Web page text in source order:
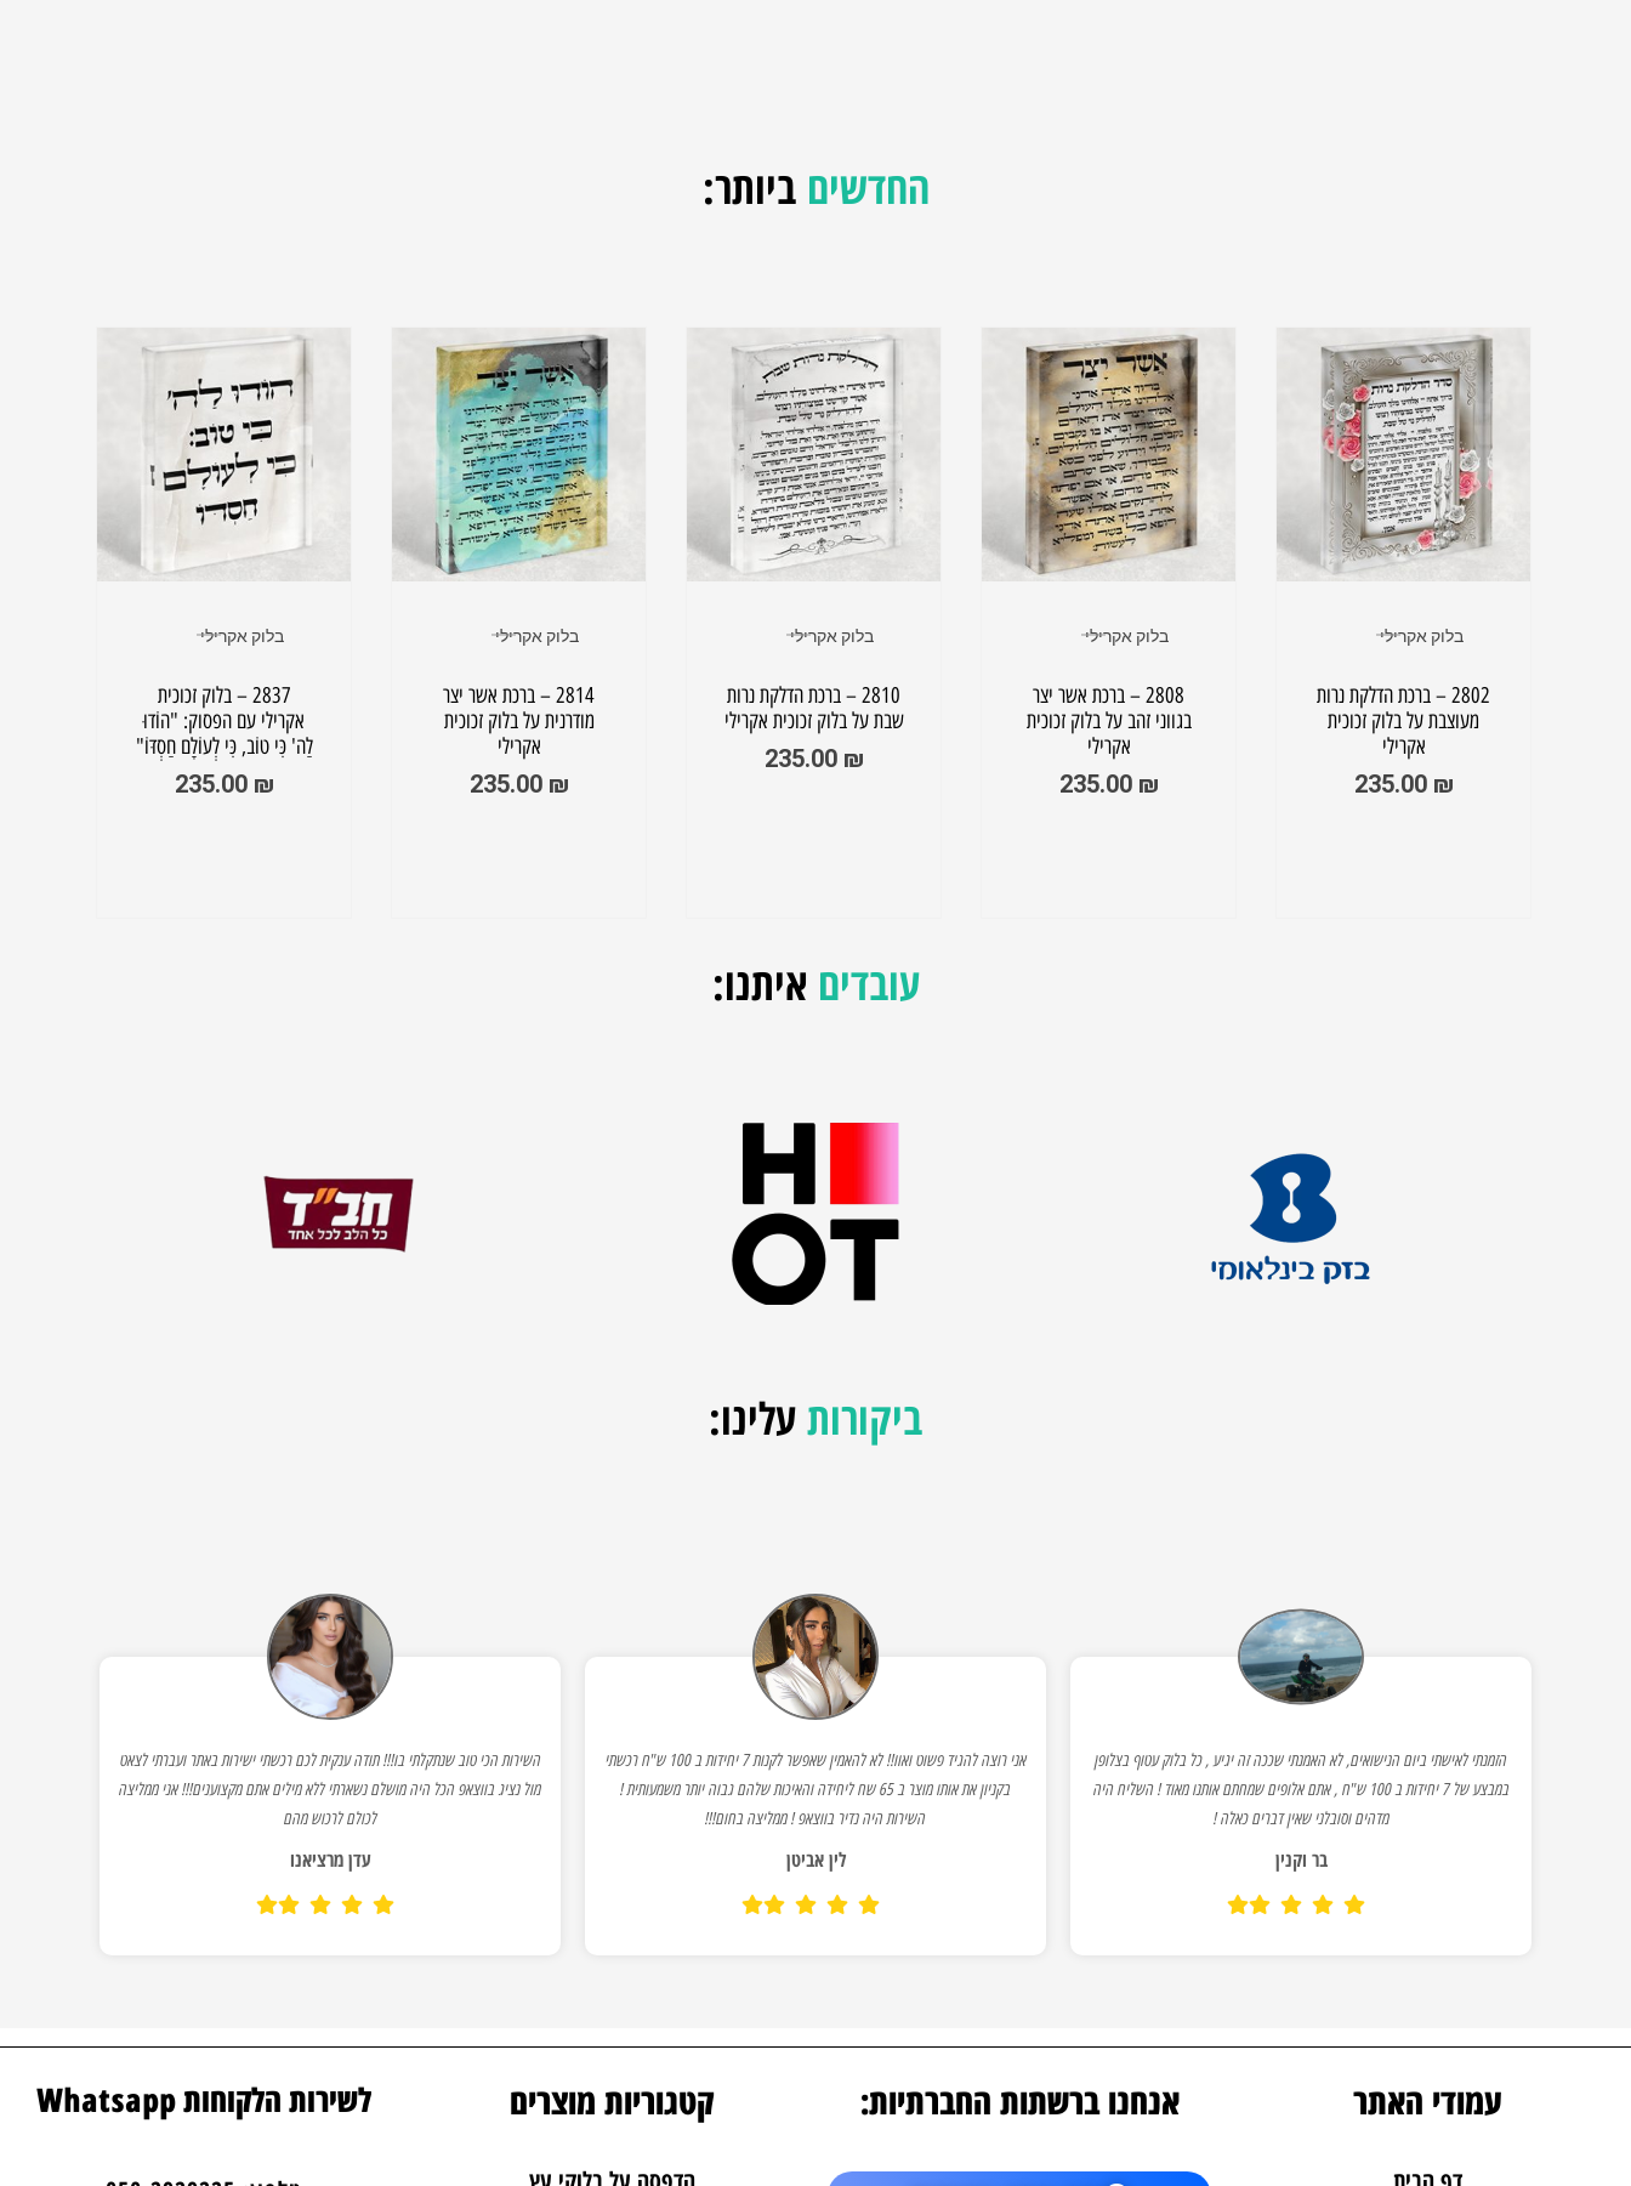
החדשים ביותר:
בלוק אקרילי
2837 – בלוק זכוכית
אקרילי עם הפסוק: "הוֹדוּ
לַה' כִּי טוֹב, כִּי לְעוֹלָם חַסְדּוֹ"
235.00 ₪
בלוק אקרילי
2814 – ברכת אשר יצר
מודרנית על בלוק זכוכית
אקרילי
235.00 ₪
בלוק אקרילי
2810 – ברכת הדלקת נרות
שבת על בלוק זכוכית אקרילי
235.00 ₪
בלוק אקרילי
2808 – ברכת אשר יצר
בגווני זהב על בלוק זכוכית
אקרילי
235.00 ₪
בלוק אקרילי
2802 – ברכת הדלקת נרות
מעוצבת על בלוק זכוכית
אקרילי
235.00 ₪
עובדים איתנו:
ביקורותעלינו:
הזמנתי לאישתי ביום הנישואים, לא האמנתי שככה זה יגיע , כל בלוק עטוף בצלופן
במבצע של 7 יחידות ב 100 ש"ח , אתם אלופים שמחתם אותנו מאוד ! השליח היה
מדהים וסובלני שאין דברים כאלה !
בר וקנין
אני רוצה להגיד פשוט ואוו!! לא להאמין שאפשר לקנות 7 יחידות ב 100 ש"ח רכשתי
בקניון את אותו מוצר ב 65 שח ליחידה והאיכות שלהם גבוה יותר משמעותית !
השירות היה נדיר בווצאפ ! ממליצה בחום!!!
לין אביטן
השירות הכי טוב שנתקלתי בו!!! תודה ענקית לכם רכשתי ישירות באתר ועברתי לצאט
מול נציג בווצאפ הכל היה מושלם נשארתי ללא מילים אתם מקצוענים!!! אני ממליצה
לכולם לרכוש מהם
עדן מרציאנו
עמודי האתר אנחנו ברשתות החברתיות: קטגוריות מוצרים לשירות הלקוחות Whatsapp